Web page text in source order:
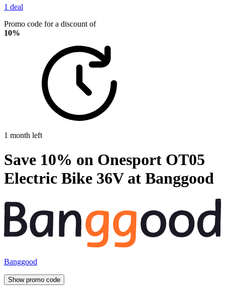
1 deal
Promo code for a discount of
10%
1 month left
Save 10% on Onesport OT05
Electric Bike 36V at Banggood
Banggood
Show promo code